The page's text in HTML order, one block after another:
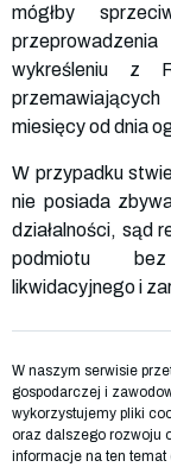
mógłby
wykreśleniu z
miesięcy od dnia
W przypadku
nie posiada
działalności, sąd
podmiotu bez
likwidacyjnego i
W naszym serwisie
gospodarczej i
wykorzystujemy pliki
oraz dalszego rozwoju
informacje na ten temat